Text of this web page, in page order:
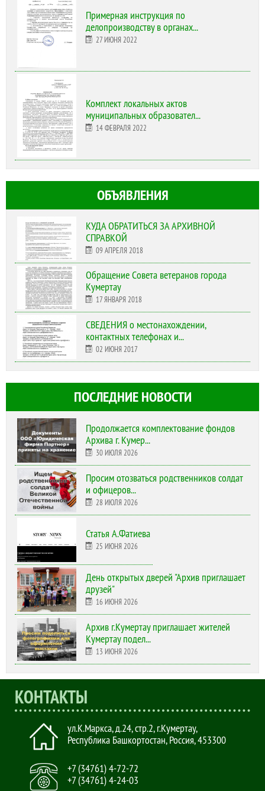
Примерная инструкция по
делопроизводству в органах...
27 ИЮНЯ 2022
Комплект локальных актов
муниципальных образовател...
14 ФЕВРАЛЯ 2022
ОБЪЯВЛЕНИЯ
КУДА ОБРАТИТЬСЯ ЗА АРХИВНОЙ
СПРАВКОЙ
09 АПРЕЛЯ 2018
Обращение Совета ветеранов города
Кумертау
17 ЯНВАРЯ 2018
СВЕДЕНИЯ о местонахождении,
контактных телефонах и...
02 ИЮНЯ 2017
ПОСЛЕДНИЕ НОВОСТИ
Продолжается комплектование фондов
Архива г. Кумер...
30 ИЮЛЯ 2026
Просим отозваться родственников солдат
и офицеров...
28 ИЮЛЯ 2026
Статья А.Фатиева
25 ИЮНЯ 2026
День открытых дверей "Архив приглашает
друзей"
16 ИЮНЯ 2026
Архив г.Кумертау приглашает жителей
Кумертау подел...
13 ИЮНЯ 2026
КОНТАКТЫ
ул.К.Маркса, д.24, стр.2,г.Кумертау,
Республика Башкортостан, Россия,453300
+7 (34761) 4-72-72
+7 (34761) 4-24-03